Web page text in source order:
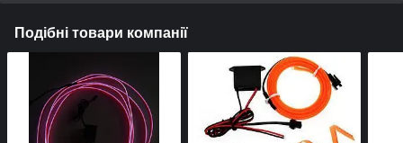
Подібні товари компанії